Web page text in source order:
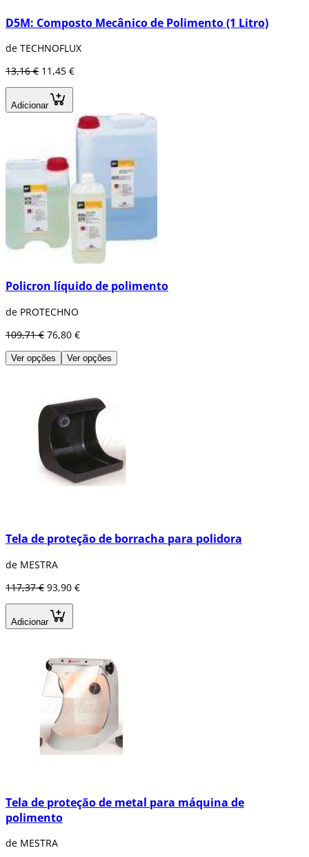
D5M: Composto Mecânico de Polimento (1 Litro)
de TECHNOFLUX
13,16 € 11,45 €
Adicionar
Policron líquido de polimento
de PROTECHNO
109,71 € 76,80 €
Ver opções Ver opções
Tela de proteção de borracha para polidora
de MESTRA
117,37 € 93,90 €
Adicionar
Tela de proteção de metal para máquina de
polimento
de MESTRA